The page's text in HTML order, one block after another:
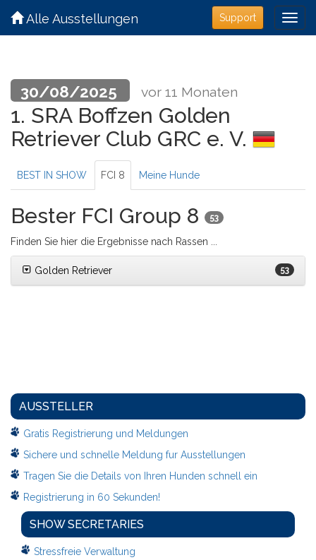
Support
Alle Ausstellungen
30/08/2025 vor 11 Monaten
1. SRA Boffzen Golden
Retriever Club GRC e. V.
BEST IN SHOW FCI 8 Meine Hunde
Bester FCI Group 8 53
Finden Sie hier die Ergebnisse nach Rassen ...
Golden Retriever 53
AUSSTELLER
Gratis Registrierung und Meldungen
Sichere und schnelle Meldung fur Ausstellungen
Tragen Sie die Details von Ihren Hunden schnell ein
Registrierung in 60 Sekunden!
SHOW SECRETARIES
Stressfreie Verwaltung